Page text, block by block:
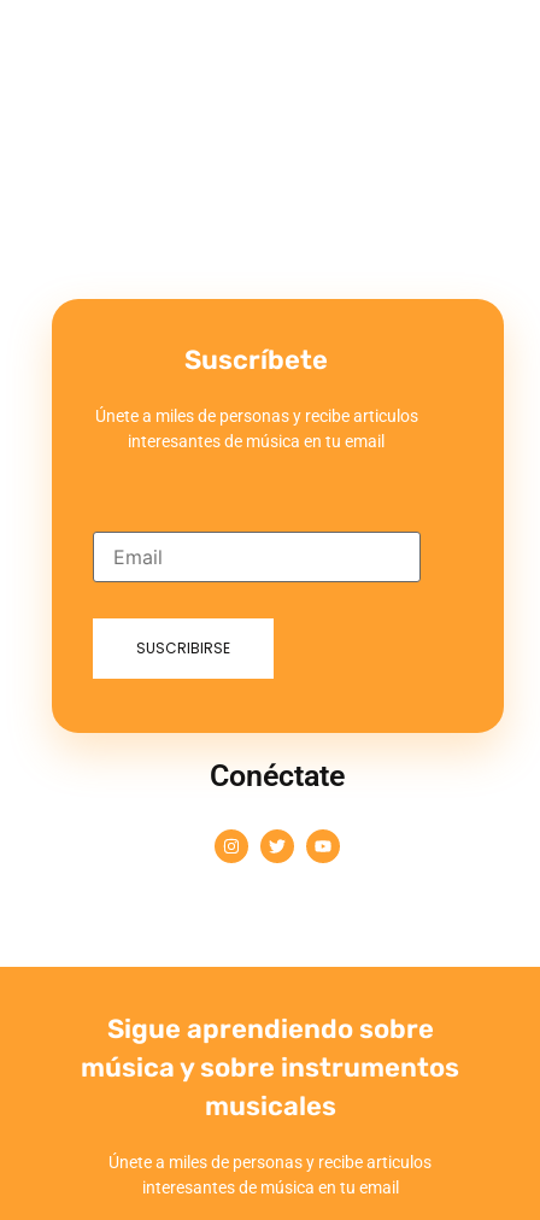
Suscríbete
Únete a miles de personas y recibe articulos
interesantes de música en tu email
Conéctate
Sigue aprendiendo sobre
música y sobre instrumentos
musicales
Únete a miles de personas y recibe articulos
interesantes de música en tu email